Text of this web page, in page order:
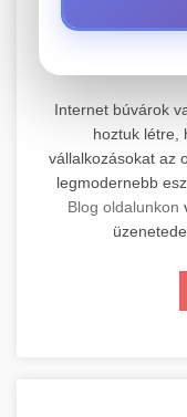
minden
📊 2.
beleértve a
digitális
🛴 3.
legjobb
🔗 4.
Internet búvárok
hoztuk létre,
vállalkozásokat az
legmodernebb
Blog oldalunkon